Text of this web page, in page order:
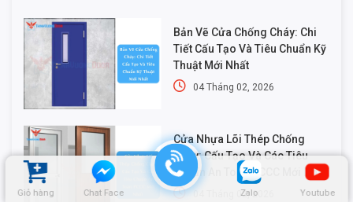
Giỏ hàng Chat Face Zalo Youtube
Bản Vẽ Cửa Chống Cháy: Chi
Tiết Cấu Tạo Và Tiêu Chuẩn Kỹ
Thuật Mới Nhất
04 Tháng 02, 2026
Cửa Nhựa Lõi Thép Chống
Cháy: Cấu Tạo Và Các Tiêu
Chuẩn An Toàn PCCC Mới Nhất
04 Tháng 02, 2026